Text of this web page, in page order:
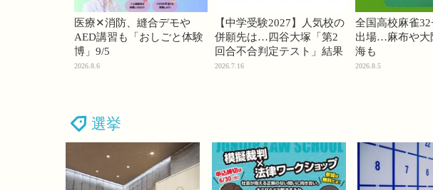
医療✕消防、縫合デモや
AED講習も「おしごと体験
博」9/5
2026.8.6
【中学受験2027】人気校の
併願先は…四谷大塚「第2
回合不合判定テスト」結果
2026.7.16
全国高校麻雀
出場…麻布や大
海も
2026.8.5
選挙